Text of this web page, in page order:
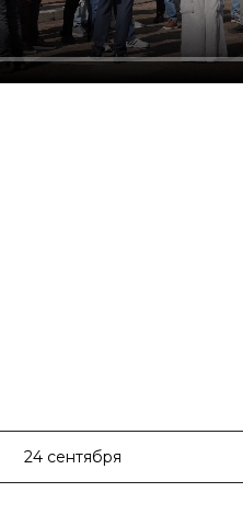
24 сентября